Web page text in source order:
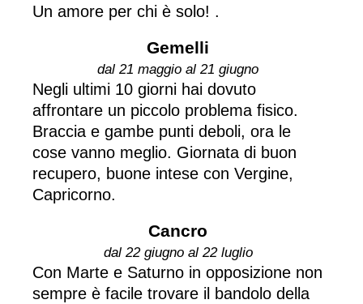
Un amore per chi è solo! .
Gemelli
dal 21 maggio al 21 giugno
Negli ultimi 10 giorni hai dovuto
affrontare un piccolo problema fisico.
Braccia e gambe punti deboli, ora le
cose vanno meglio. Giornata di buon
recupero, buone intese con Vergine,
Capricorno.
Cancro
dal 22 giugno al 22 luglio
Con Marte e Saturno in opposizione non
sempre è facile trovare il bandolo della